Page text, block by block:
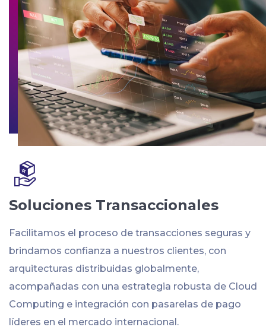
Soluciones Transaccionales
Facilitamos el proceso de transacciones seguras y
brindamos confianza a nuestros clientes, con
arquitecturas distribuidas globalmente,
acompañadas con una estrategia robusta de Cloud
Computing e integración con pasarelas de pago
líderes en el mercado internacional.